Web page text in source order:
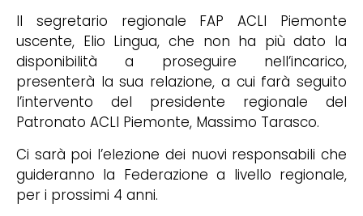
Il segretario regionale FAP ACLI Piemonte
uscente, Elio Lingua, che non ha più dato la
disponibilità a proseguire nell’incarico,
presenterà la sua relazione, a cui farà seguito
l’intervento del presidente regionale del
Patronato ACLI Piemonte, Massimo Tarasco.
Ci sarà poi l’elezione dei nuovi responsabili che
guideranno la Federazione a livello regionale,
per i prossimi 4 anni.